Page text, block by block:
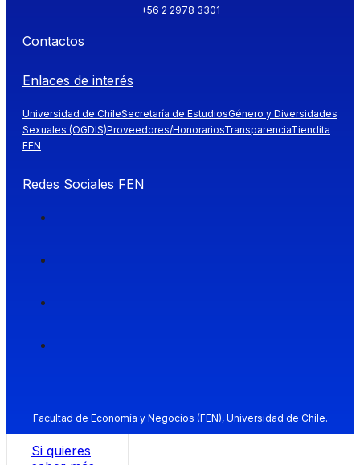
+56 2 2978 3301
Contactos
Enlaces de interés
Universidad de ChileSecretaría de EstudiosGénero y Diversidades
Sexuales (OGDIS)Proveedores/HonorariosTransparenciaTiendita
FEN
Redes Sociales FEN
Facultad de Economía y Negocios (FEN), Universidad de Chile.
Si quieres